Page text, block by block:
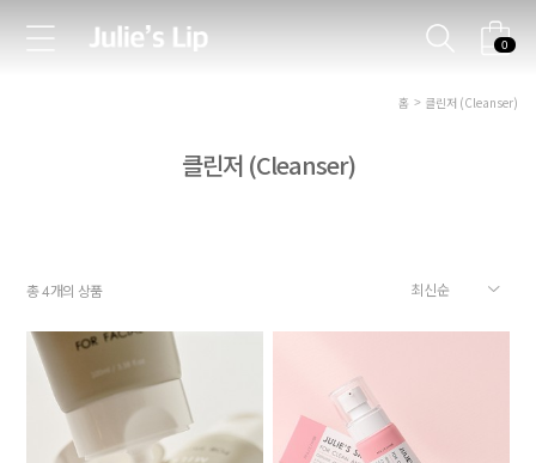
0
홈 클린저 (Cleanser)
클린저 (Cleanser)
총4개의 상품